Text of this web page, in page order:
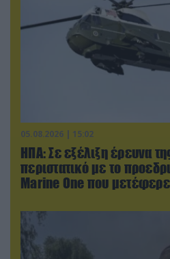
05.08.2026 | 15:02
ΗΠΑ: Σε εξέλιξη έρευνα
περιστατικό με το
Marine One που